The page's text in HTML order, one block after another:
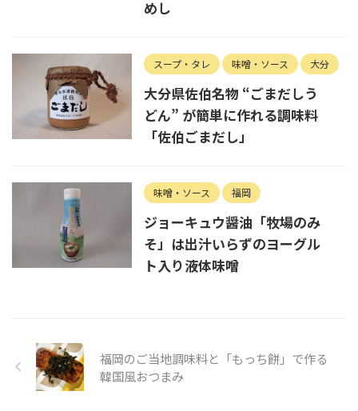
めし
スープ・タレ 味噌・ソース 大分
大分県佐伯名物 “ごまだしう
どん” が簡単に作れる調味料
「佐伯ごまだし」
味噌・ソース 福岡
ジョーキュウ醤油「牧場のみ
そ」は出汁いらずのヨーグル
ト入り液体味噌
福岡のご当地調味料と「もっち餅」で作る
韓国風おつまみ